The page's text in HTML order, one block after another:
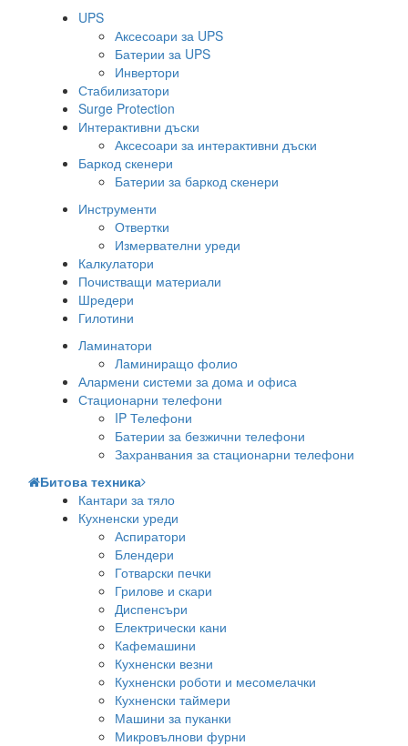
UPS
Аксесоари за UPS
Батерии за UPS
Инвертори
Стабилизатори
Surge Protection
Интерактивни дъски
Аксесоари за интерактивни дъски
Баркод скенери
Батерии за баркод скенери
Инструменти
Отвертки
Измервателни уреди
Калкулатори
Почистващи материали
Шредери
Гилотини
Ламинатори
Ламиниращо фолио
Алармени системи за дома и офиса
Стационарни телефони
IP Телефони
Батерии за безжични телефони
Захранвания за стационарни телефони
Битова техника
Кантари за тяло
Кухненски уреди
Аспиратори
Блендери
Готварски печки
Грилове и скари
Диспенсъри
Електрически кани
Кафемашини
Кухненски везни
Кухненски роботи и месомелачки
Кухненски таймери
Машини за пуканки
Микровълнови фурни